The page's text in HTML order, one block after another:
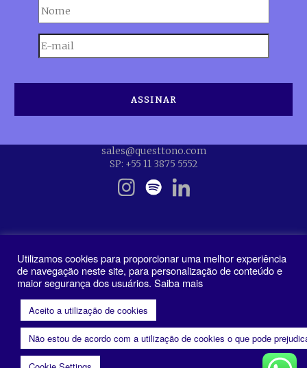
sales@questtono.com
SP: +55 11 3875 5552
Política de Privacidade
Utilizamos cookies para proporcionar uma melhor experiência
de navegação neste site, para personalização de conteúdo e
maior segurança dos usuários. Saiba mais
Aceito a utilização de cookies
Não estou de acordo com a utilização de cookies o que pode